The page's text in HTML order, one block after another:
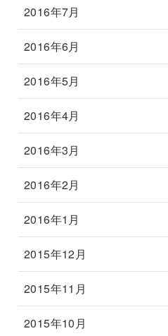
2016年7月
2016年6月
2016年5月
2016年4月
2016年3月
2016年2月
2016年1月
2015年12月
2015年11月
2015年10月